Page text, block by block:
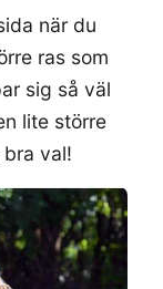
när du
ras som
sig så väl
lite större
val!